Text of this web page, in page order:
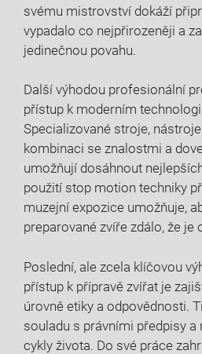
svému ​mistrovství dokáží
vypadalo co nejpřirozeněji ‌a
jedinečnou povahu.
Další výhodou profesionální
přístup‍ k ⁤moderním
Specializované ⁢stroje,
kombinaci se ⁣znalostmi a
umožňují dosáhnout
⁤použití⁢ stop motion⁢ techniky
muzejní expozice umožňuje,
preparované zvíře zdálo, že ‍je
Poslední,‌ ale zcela‌ klíčovou
⁤přístup ⁢k ​přípravě zvířat je
úrovně ⁤etiky a odpovědnosti.
souladu s⁣ právními⁤ předpisy
⁢cykly života. ​Do ‍své práce